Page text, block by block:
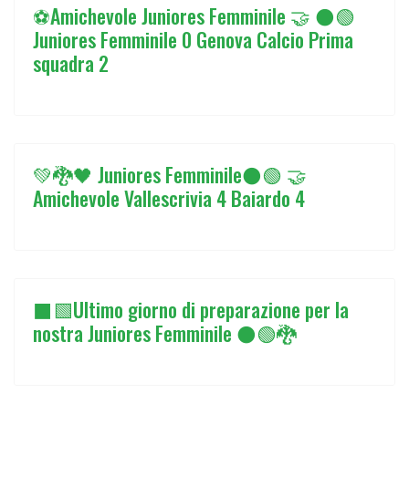
⚽️Amichevole Juniores Femminile 🤝 ⚫️🟢
Juniores Femminile 0 Genova Calcio Prima
squadra 2
💚🐉🖤 Juniores Femminile⚫🟢 🤝
Amichevole Vallescrivia 4 Baiardo 4
⬛🟩Ultimo giorno di preparazione per la
nostra Juniores Femminile ⚫🟢🐉